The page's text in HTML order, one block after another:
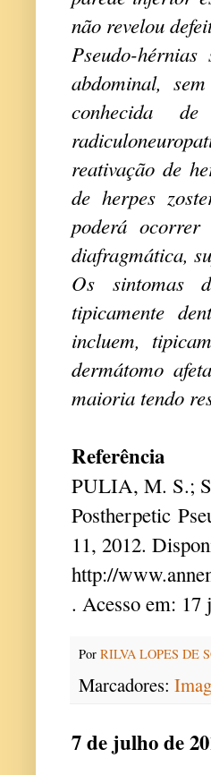
não revelou
Pseudo-
abdominal,
conhecida
reativação de
de herpes
poderá ocorrer
diafragmática,
Os sintomas
tipicamente
incluem,
dermátomo
maioria tendo
Referência
PULIA, M. S.;
Postherpetic
11, 2012.
http://
. Acesso em: 17
Por RILVA LOPES DE
Marcadores:
7 de julho de